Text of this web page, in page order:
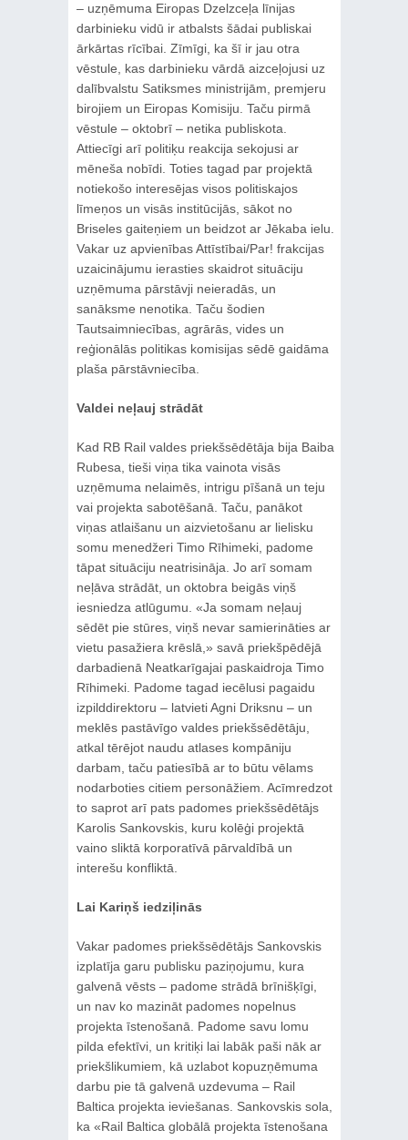
– uzņēmuma Eiropas Dzelzceļa līnijas
darbinieku vidū ir atbalsts šādai publiskai
ārkārtas rīcībai. Zīmīgi, ka šī ir jau otra
vēstule, kas darbinieku vārdā aizceļojusi uz
dalībvalstu Satiksmes ministrijām, premjeru
birojiem un Eiropas Komisiju. Taču pirmā
vēstule – oktobrī – netika publiskota.
Attiecīgi arī politiķu reakcija sekojusi ar
mēneša nobīdi. Toties tagad par projektā
notiekošo interesējas visos politiskajos
līmeņos un visās institūcijās, sākot no
Briseles gaiteņiem un beidzot ar Jēkaba ielu.
Vakar uz apvienības Attīstībai/Par! frakcijas
uzaicinājumu ierasties skaidrot situāciju
uzņēmuma pārstāvji neieradās, un
sanāksme nenotika. Taču šodien
Tautsaimniecības, agrārās, vides un
reģionālās politikas komisijas sēdē gaidāma
plaša pārstāvniecība.
Valdei neļauj strādāt
Kad RB Rail valdes priekšsēdētāja bija Baiba
Rubesa, tieši viņa tika vainota visās
uzņēmuma nelaimēs, intrigu pīšanā un teju
vai projekta sabotēšanā. Taču, panākot
viņas atlaišanu un aizvietošanu ar lielisku
somu menedžeri Timo Rīhimeki, padome
tāpat situāciju neatrisināja. Jo arī somam
neļāva strādāt, un oktobra beigās viņš
iesniedza atlūgumu. «Ja somam neļauj
sēdēt pie stūres, viņš nevar samierināties ar
vietu pasažiera krēslā,» savā priekšpēdējā
darbadienā Neatkarīgajai paskaidroja Timo
Rīhimeki. Padome tagad iecēlusi pagaidu
izpilddirektoru – latvieti Agni Driksnu – un
meklēs pastāvīgo valdes priekšsēdētāju,
atkal tērējot naudu atlases kompāniju
darbam, taču patiesībā ar to būtu vēlams
nodarboties citiem personāžiem. Acīmredzot
to saprot arī pats padomes priekšsēdētājs
Karolis Sankovskis, kuru kolēģi projektā
vaino sliktā korporatīvā pārvaldībā un
interešu konfliktā.
Lai Kariņš iedziļinās
Vakar padomes priekšsēdētājs Sankovskis
izplatīja garu publisku paziņojumu, kura
galvenā vēsts – padome strādā brīnišķīgi,
un nav ko mazināt padomes nopelnus
projekta īstenošanā. Padome savu lomu
pilda efektīvi, un kritiķi lai labāk paši nāk ar
priekšlikumiem, kā uzlabot kopuzņēmuma
darbu pie tā galvenā uzdevuma – Rail
Baltica projekta ieviešanas. Sankovskis sola,
ka «Rail Baltica globālā projekta īstenošana